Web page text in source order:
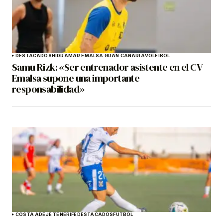
DESTACADOS HIDRAMAR EMALSA GRAN CANARIAVOLEIBOL
Samu Rizk: «Ser entrenador asistente en el CV
Emalsa supone una importante
responsabilidad»
COSTA ADEJE TENERIFE DESTACADOS FÚTBOL